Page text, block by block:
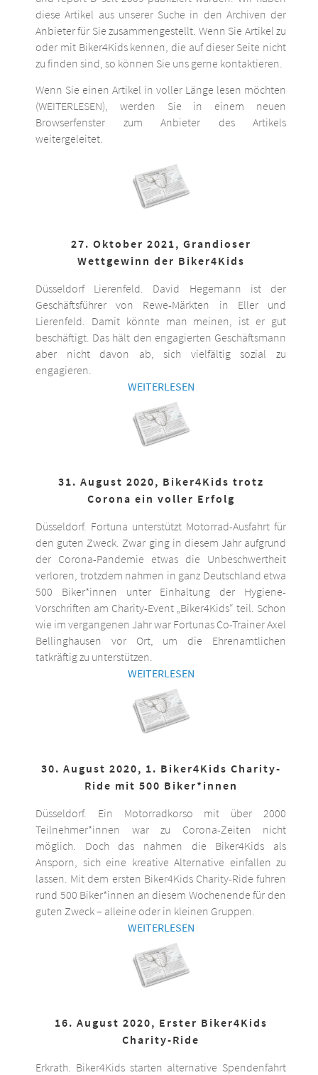
diese Artikel aus unserer Suche in den Archiven der
Anbieter für Sie zusammengestellt. Wenn Sie Artikel zu
oder mit Biker4Kids kennen, die auf dieser Seite nicht
zu finden sind, so können Sie uns gerne kontaktieren.
Wenn Sie einen Artikel in voller Länge lesen möchten
(WEITERLESEN), werden Sie in einem neuen
Browserfenster zum Anbieter des Artikels
weitergeleitet.
27. Oktober 2021, Grandioser
Wettgewinn der Biker4Kids
Düsseldorf Lierenfeld. David Hegemann ist der
Geschäftsführer von Rewe-Märkten in Eller und
Lierenfeld. Damit könnte man meinen, ist er gut
beschäftigt. Das hält den engagierten Geschäftsmann
aber nicht davon ab, sich vielfältig sozial zu
engagieren.
WEITERLESEN
31. August 2020, Biker4Kids trotz
Corona ein voller Erfolg
Düsseldorf. Fortuna unterstützt Motorrad-Ausfahrt für
den guten Zweck. Zwar ging in diesem Jahr aufgrund
der Corona-Pandemie etwas die Unbeschwertheit
verloren, trotzdem nahmen in ganz Deutschland etwa
500 Biker*innen unter Einhaltung der Hygiene-
Vorschriften am Charity-Event „Biker4Kids“ teil. Schon
wie im vergangenen Jahr war Fortunas Co-Trainer Axel
Bellinghausen vor Ort, um die Ehrenamtlichen
tatkräftig zu unterstützen.
WEITERLESEN
30. August 2020, 1. Biker4Kids Charity-
Ride mit 500 Biker*innen
Düsseldorf. Ein Motorradkorso mit über 2000
Teilnehmer*innen war zu Corona-Zeiten nicht
möglich. Doch das nahmen die Biker4Kids als
Ansporn, sich eine kreative Alternative einfallen zu
lassen. Mit dem ersten Biker4Kids Charity-Ride fuhren
rund 500 Biker*innen an diesem Wochenende für den
guten Zweck – alleine oder in kleinen Gruppen.
WEITERLESEN
16. August 2020, Erster Biker4Kids
Charity-Ride
Erkrath. Biker4Kids starten alternative Spendenfahrt